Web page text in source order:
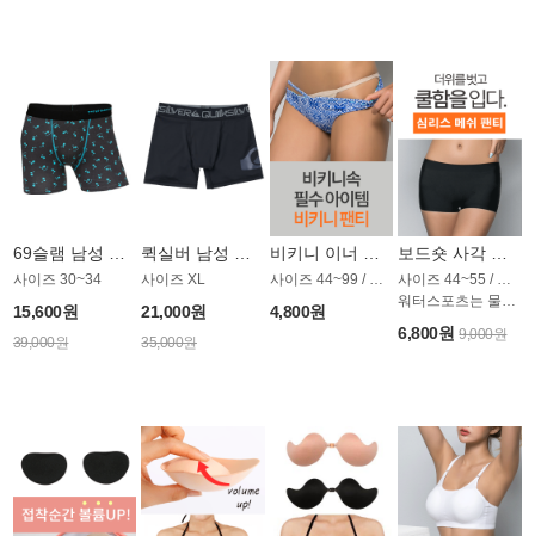
69슬램 남성 언더웨어 OMU006LSL
사이즈 30~34
15,600원
39,000원
퀵실버 남성 워터언더웨어 AME1778KQS
사이즈 XL
21,000원
35,000원
비키니 이너 팬티 AP1396CN
사이즈 44~99 / 블랙,화이트,스킨
4,800원
보드숏 사각 메쉬 이너 팬티 AP1292CN
사이즈 44~55 / 스킨
워터스포츠는 물론, 모든 일상생활에서도!
6,800원 9,000원